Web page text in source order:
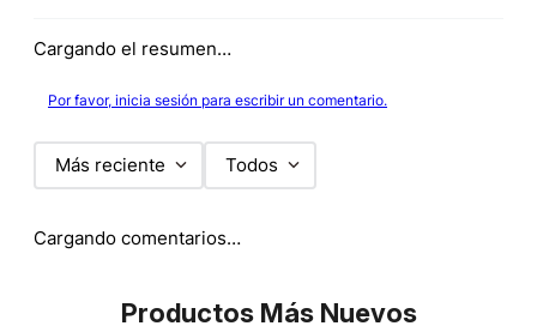
Cargando el resumen…
Por favor, inicia sesión para escribir un comentario.
Más reciente Todos
Cargando comentarios…
Productos Más Nuevos